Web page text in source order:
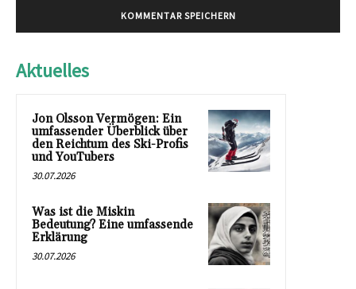
Aktuelles
Jon Olsson Vermögen: Ein
umfassender Überblick über
den Reichtum des Ski-Profis
und YouTubers
30.07.2026
Was ist die Miskin
Bedeutung? Eine umfassende
Erklärung
30.07.2026